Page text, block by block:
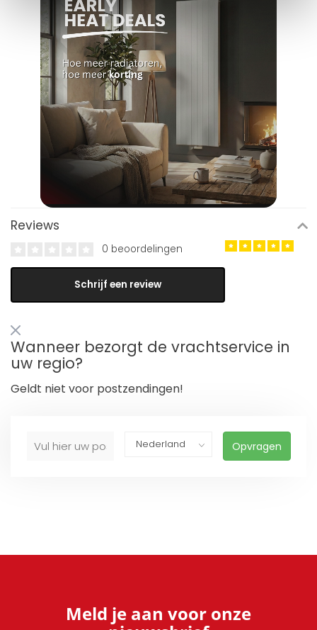
Reviews
0 beoordelingen
Schrijf een review
Wanneer bezorgt de vrachtservice in
uw regio?
Geldt niet voor postzendingen!
Opvragen
Meld je aan voor onze